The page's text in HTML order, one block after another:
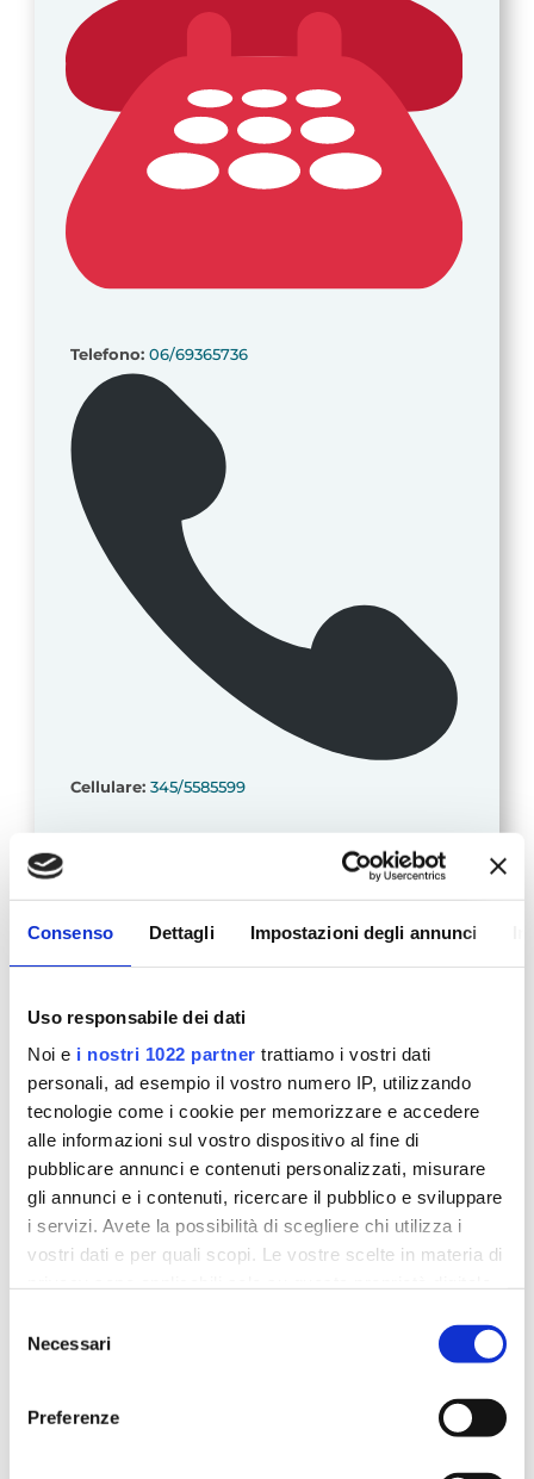
Consenso Dettagli Impostazioni degli annunci
Uso responsabile dei dati
Noi e i nostri 1022 partner trattiamo i vostri dati
personali, ad esempio il vostro numero IP, utilizzando
tecnologie come i cookie per memorizzare e accedere
alle informazioni sul vostro dispositivo al fine di
pubblicare annunci e contenuti personalizzati, misurare
gli annunci e i contenuti, ricercare il pubblico e sviluppare
i servizi. Avete la possibilità di scegliere chi utilizza i
vostri dati e per quali scopi. Le vostre scelte in materia di
modificare o revocare il proprio consenso in qualsiasi
momento dalla Dichiarazione sui cookie o facendo clic
delNecessari
Preferenze
Telefono: 06/69365736
Cellulare: 345/5585599
Email: info.roma@istitutosantachiara.it